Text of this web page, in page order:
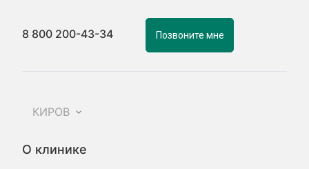
8 800 200-43-34 Позвоните мне
КИРОВ
О клинике